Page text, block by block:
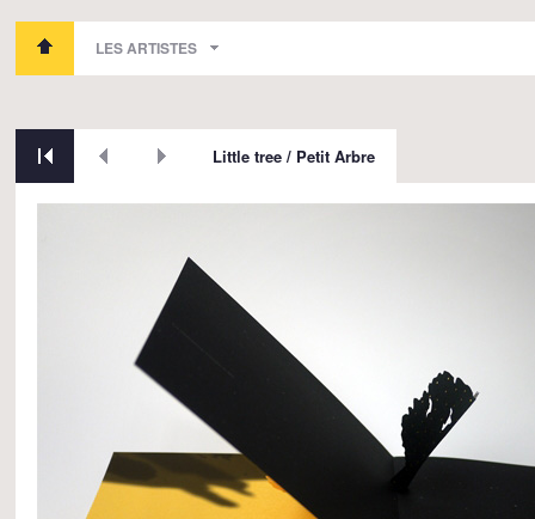
LES ARTISTES
Little tree / Petit Arbre